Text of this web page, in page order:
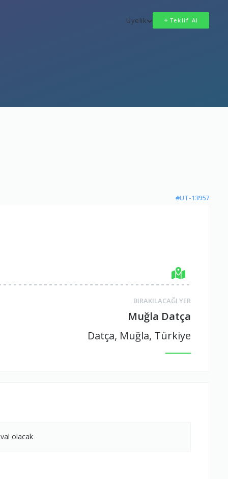
Üyelik Teklif Al
#UT-13957
BIRAKILACAĞI YER
Muğla Datça
Datça, Muğla, Türkiye
olacak